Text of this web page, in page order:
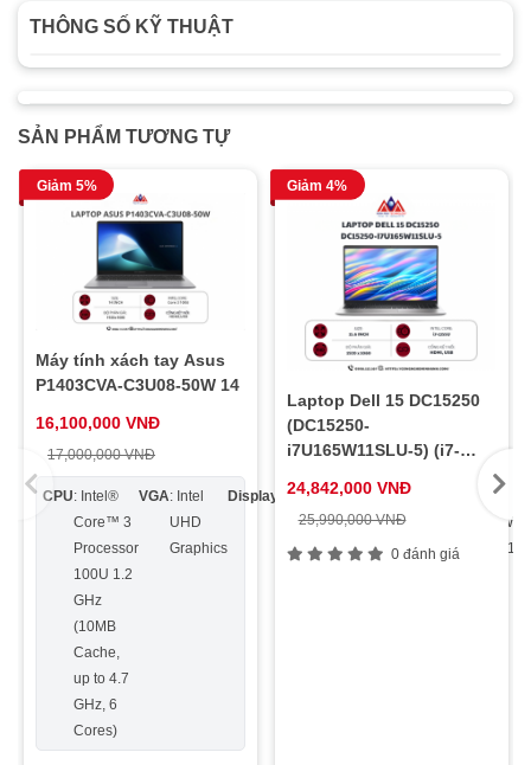
THÔNG SỐ KỸ THUẬT
SẢN PHẨM TƯƠNG TỰ
Giảm 5%
Máy tính xách tay Asus
P1403CVA-C3U08-50W 14
16,100,000 VNĐ
17,000,000 VNĐ
CPU: Intel®
Core™ 3
Processor
100U 1.2
GHz
(10MB
Cache,
up to 4.7
GHz, 6
Cores)
VGA: Intel
UHD
Graphics
Display
: 14.0
inch
FHD
Ram:
DDR5
8GB
Ổ
cứng
2280
OS
11
Giảm 4%
Laptop Dell 15 DC15250
(DC15250-
i7U165W11SLU-5) (i7-
512GB SSD/ Intel UHD
Graphics/ 15.6″ FHD/
Windows 11 Home/
24,842,000 VNĐ
25,990,000 VNĐ
0 đánh giá